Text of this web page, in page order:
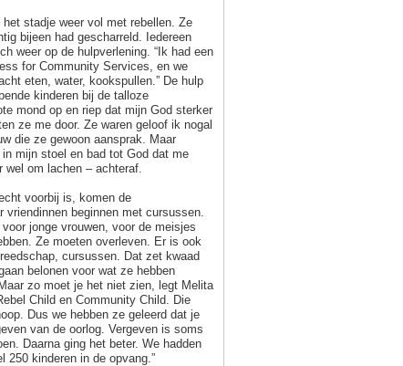
stadje weer vol met rebellen. Ze
bijeen had gescharreld. Iedereen
weer op de hulpverlening. “Ik had een
for Community Services, en we
eten, water, kookspullen.” De hulp
kinderen bij de talloze
mond op en riep dat mijn God sterker
ze me door. Ze waren geloof ik nogal
die ze gewoon aansprak. Maar
mijn stoel en bad tot God dat me
wel om lachen – achteraf.
voorbij is, komen de
vriendinnen beginnen met cursussen.
jonge vrouwen, voor de meisjes
Ze moeten overleven. Er is ook
cursussen. Dat zet kwaad
belonen voor wat ze hebben
zo moet je het niet zien, legt Melita
Child en Community Child. Die
Dus we hebben ze geleerd dat je
van de oorlog. Vergeven is soms
Daarna ging het beter. We hadden
250 kinderen in de opvang.”